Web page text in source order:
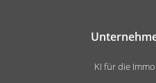
KI für die